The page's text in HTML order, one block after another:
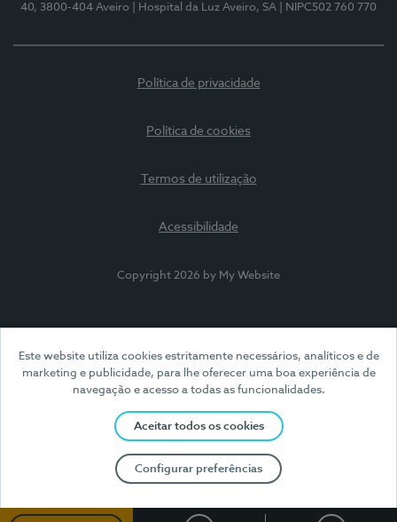
Este website utiliza cookies estritamente necessários, analíticos e de
marketing e publicidade, para lhe oferecer uma boa experiência de
navegação e acesso a todas as funcionalidades.
Aceitar todos os cookies
Configurar preferências
40, 3800-404 Aveiro
| Hospital da Luz Aveiro, SA | NIPC502 760 770
Política de privacidade
Política de cookies
Termos de utilização
Acessibilidade
Copyright 2026 by My Website